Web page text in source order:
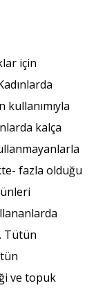
için
kullanımıyla
kalça
fazla olduğu
Tütün
ve topuk